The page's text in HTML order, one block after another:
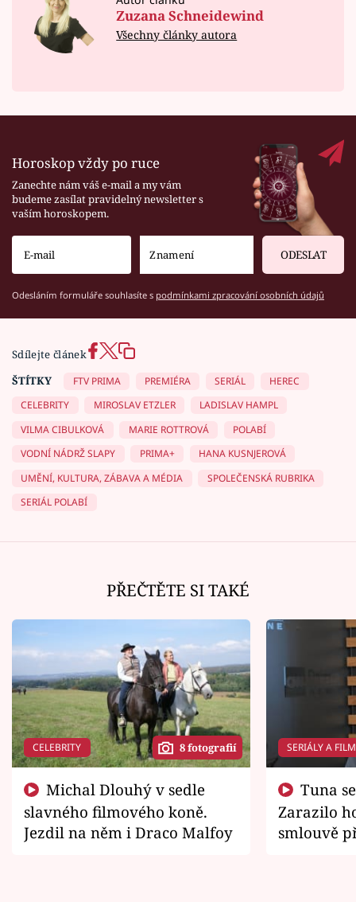
Zuzana Schneidewind
Všechny články autora
Horoskop vždy po ruce
Zanechte nám váš e-mail a my vám
budeme zasílat pravidelný newsletter s
vaším horoskopem.
ODESLAT
Odesláním formuláře souhlasíte s podmínkami zpracování osobních údajů
Sdílejte článek
ŠTÍTKY
FTV PRIMA PREMIÉRA SERIÁL
HEREC
CELEBRITY
MIROSLAV ETZLER
LADISLAV HAMPL
VILMA CIBULKOVÁ
MARIE ROTTROVÁ
POLABÍ
VODNÍ NÁDRŽ SLAPY
PRIMA+
HANA KUSNJEROVÁ
UMĚNÍ, KULTURA, ZÁBAVA A MÉDIA
SPOLEČENSKÁ RUBRIKA
SERIÁL POLABÍ
PŘEČTĚTE SI TAKÉ
CELEBRITY 8 fotografií
slavného filmového koně.
Jezdil na něm i Draco Malfoy
SERIÁLY A
Zarazilo
smlouvě